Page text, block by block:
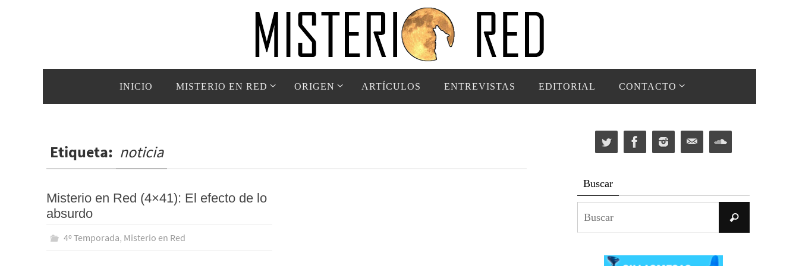
contenido
INICIO MISTERIO EN RED ORIGEN ARTÍCULOS ENTREVISTAS EDITORIAL CONTACTO
Etiqueta: noticia
Misterio en Red (4×41): El efecto de lo
absurdo
4º Temporada, Misterio en Red
Buscar
Buscar